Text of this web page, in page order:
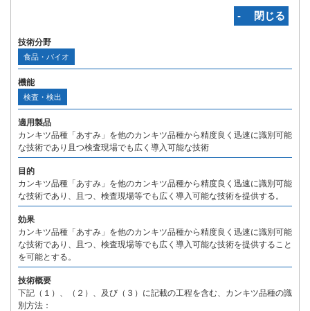
‐ 閉じる
技術分野
食品・バイオ
機能
検査・検出
適用製品
カンキツ品種「あすみ」を他のカンキツ品種から精度良く迅速に識別可能
な技術であり且つ検査現場でも広く導入可能な技術
目的
カンキツ品種「あすみ」を他のカンキツ品種から精度良く迅速に識別可能
な技術であり、且つ、検査現場等でも広く導入可能な技術を提供する。
効果
カンキツ品種「あすみ」を他のカンキツ品種から精度良く迅速に識別可能
な技術であり、且つ、検査現場等でも広く導入可能な技術を提供すること
を可能とする。
技術概要
下記（１）、（２）、及び（３）に記載の工程を含む、カンキツ品種の識
別方法：